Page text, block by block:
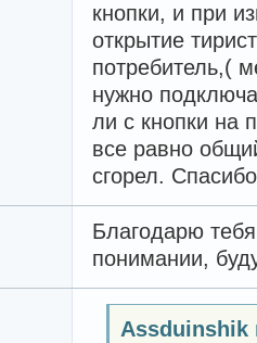
кнопки, и при
открытие
потребитель,(
нужно
ли с кнопки на
все равно
сгорел.
Благодарю
понимании,
Assduinshik